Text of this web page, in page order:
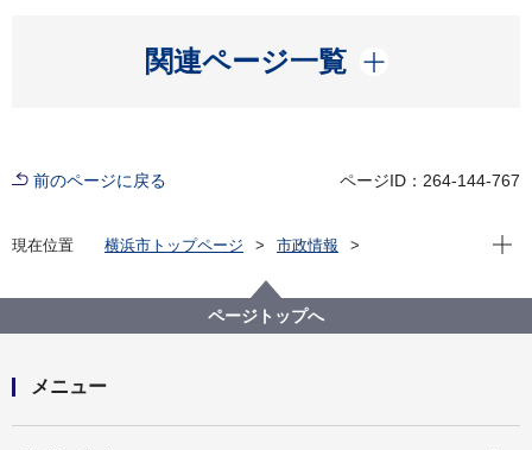
関連ページ一覧
開く
前のページに戻る ページID：264-144-767
現在位置 横浜市トップページ
市政情報
記者発表 2022年度
令和５年度 こども青少年局 予算概要について
現在
ページトップへ
メニュー